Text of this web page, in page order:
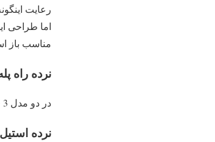
رعایت
اما طراحی
مناسب باز
نرده راه
در دو مدل 3 خط و 4 خط قابل اجرا می باشد، با توجه به مکانی که در آن استفاده خواهد شد و میزان امنیت باید انتخاب گردد.
نرده